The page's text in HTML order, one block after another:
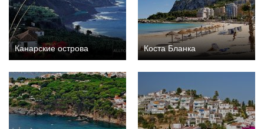
Канарские острова Коста Бланка